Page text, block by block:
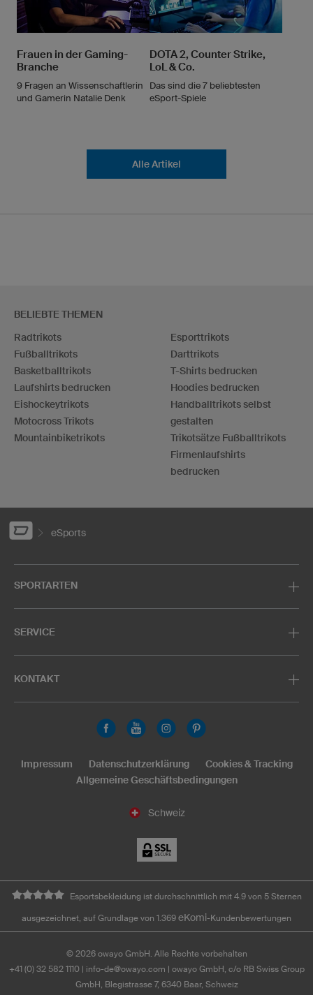
Frauen in der Gaming-
Branche
9 Fragen an Wissenschaftlerin
und Gamerin Natalie Denk
DOTA 2, Counter Strike,
LoL & Co.
Das sind die 7 beliebtesten
eSport-Spiele
Alle Artikel
BELIEBTE THEMEN
Radtrikots
Fußballtrikots
Basketballtrikots
Laufshirts bedrucken
Eishockeytrikots
Motocross Trikots
Mountainbiketrikots
Esporttrikots
Darttrikots
T-Shirts bedrucken
Hoodies bedrucken
Handballtrikots selbst
gestalten
Trikotsätze Fußballtrikots
Firmenlaufshirts
bedrucken
eSports
SPORTARTEN
SERVICE
KONTAKT
Schweiz
Impressum Datenschutzerklärung
Cookies & Tracking
Allgemeine Geschäftsbedingungen
Esportsbekleidung ist durchschnittlich mit 4.9 von 5 Sternen
ausgezeichnet, auf Grundlage von 1.369 eKomi-Kundenbewertungen
© 2026owayo GmbH. Alle Rechte vorbehalten
+41 (0) 32 582 1110| info-de@owayo.com | owayo GmbH, c/o RB Swiss Group
GmbH, Blegistrasse 7, 6340 Baar, Schweiz